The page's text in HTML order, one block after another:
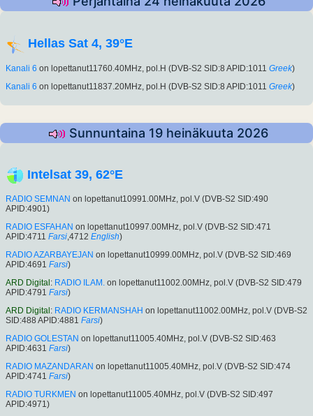
Hellas Sat 4, 39°E
Kanali 6 on lopettanut11760.40MHz, pol.H (DVB-S2 SID:8 APID:1011 Greek)
Kanali 6 on lopettanut11837.20MHz, pol.H (DVB-S2 SID:8 APID:1011 Greek)
Sunnuntaina 19 heinäkuuta 2026
Intelsat 39, 62°E
RADIO SEMNAN on lopettanut10991.00MHz, pol.V (DVB-S2 SID:490
APID:4901)
RADIO ESFAHAN on lopettanut10997.00MHz, pol.V (DVB-S2 SID:471
APID:4711 Farsi,4712 English)
RADIO AZARBAYEJAN on lopettanut10999.00MHz, pol.V (DVB-S2 SID:469
APID:4691 Farsi)
ARD Digital : RADIO ILAM. on lopettanut11002.00MHz, pol.V (DVB-S2 SID:479
APID:4791 Farsi)
ARD Digital : RADIO KERMANSHAH on lopettanut11002.00MHz, pol.V (DVB-S2
SID:488 APID:4881 Farsi)
RADIO GOLESTAN on lopettanut11005.40MHz, pol.V (DVB-S2 SID:463
APID:4631 Farsi)
RADIO MAZANDARAN on lopettanut11005.40MHz, pol.V (DVB-S2 SID:474
APID:4741 Farsi)
RADIO TURKMEN on lopettanut11005.40MHz, pol.V (DVB-S2 SID:497
APID:4971)